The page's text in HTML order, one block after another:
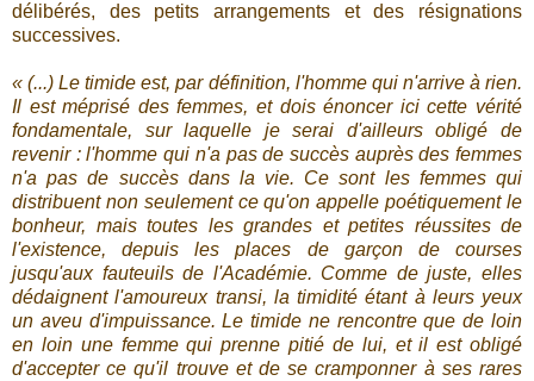
délibérés, des petits arrangements et des résignations
successives.
« (...) Le timide est, par définition, l'homme qui n'arrive à rien.
Il est méprisé des femmes, et dois énoncer ici cette vérité
fondamentale, sur laquelle je serai d'ailleurs obligé de
revenir : l'homme qui n'a pas de succès auprès des femmes
n'a pas de succès dans la vie. Ce sont les femmes qui
distribuent non seulement ce qu'on appelle poétiquement le
bonheur, mais toutes les grandes et petites réussites de
l'existence, depuis les places de garçon de courses
jusqu'aux fauteuils de l'Académie. Comme de juste, elles
dédaignent l'amoureux transi, la timidité étant à leurs yeux
un aveu d'impuissance. Le timide ne rencontre que de loin
en loin une femme qui prenne pitié de lui, et il est obligé
d'accepter ce qu'il trouve et de se cramponner à ses rares